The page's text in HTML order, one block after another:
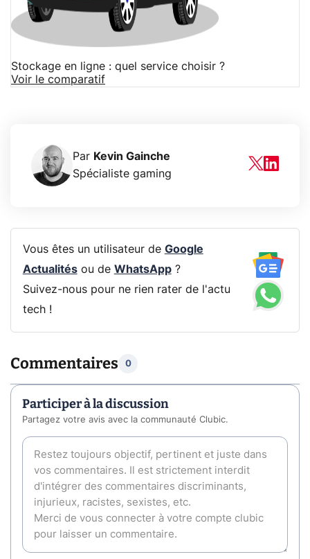
Stockage en ligne : quel service choisir ?
Voir le comparatif
Par Kevin Gainche
Spécialiste gaming
Vous êtes un utilisateur de Google
Actualitésou de WhatsApp?
Suivez-nous pour ne rien rater de l'actu
tech !
Commentaires 0
Participer à la discussion
Partagez votre avis avec la communauté Clubic.